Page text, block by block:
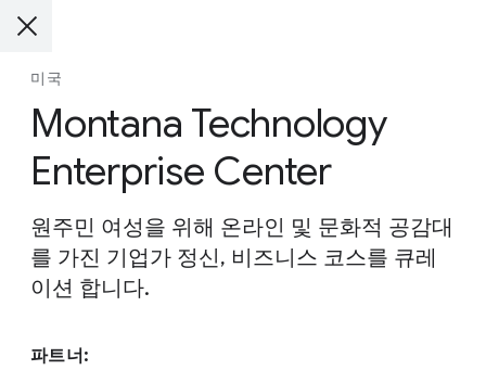
미국
Montana Technology
Enterprise Center
원주민 여성을 위해 온라인 및 문화적 공감대
를 가진 기업가 정신, 비즈니스 코스를 큐레
이션 합니다.
파트너: